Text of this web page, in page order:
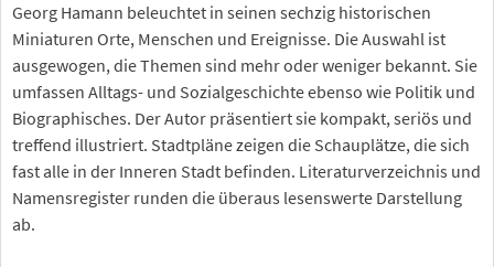
Georg Hamann beleuchtet in seinen sechzig historischen
Miniaturen Orte, Menschen und Ereignisse. Die Auswahl ist
ausgewogen, die Themen sind mehr oder weniger bekannt. Sie
umfassen Alltags- und Sozialgeschichte ebenso wie Politik und
Biographisches. Der Autor präsentiert sie kompakt, seriös und
treffend illustriert. Stadtpläne zeigen die Schauplätze, die sich
fast alle in der Inneren Stadt befinden. Literaturverzeichnis und
Namensregister runden die überaus lesenswerte Darstellung
ab.